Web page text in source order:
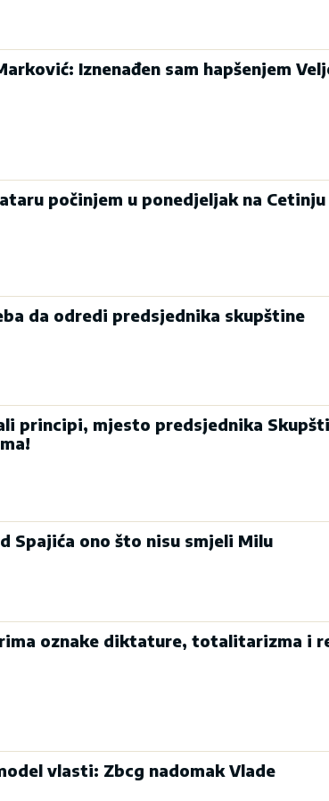
Marković: Iznenađen sam hapšenjem
počinjem u ponedjeljak na Cetinju
da odredi predsjednika skupštine
principi, mjesto predsjednika
Spajića ono što nisu smjeli Milu
oznake diktature, totalitarizma i
vlasti: Zbcg nadomak Vlade